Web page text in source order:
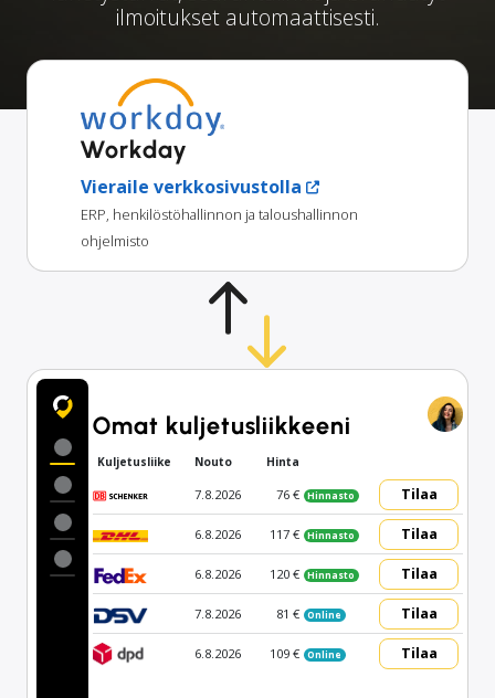
ilmoitukset automaattisesti.
Workday
Vieraile verkkosivustolla
ERP, henkilöstöhallinnon ja taloushallinnon
ohjelmisto
Omat kuljetusliikkeeni
Kuljetusliike Nouto Hinta
7.8.2026 76 € Hinnasto Tilaa
6.8.2026 117 € Hinnasto Tilaa
6.8.2026 120 € Hinnasto Tilaa
7.8.2026 81 € Online Tilaa
6.8.2026 109 € Online Tilaa